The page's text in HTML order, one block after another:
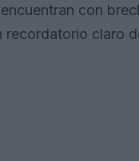
con
claro